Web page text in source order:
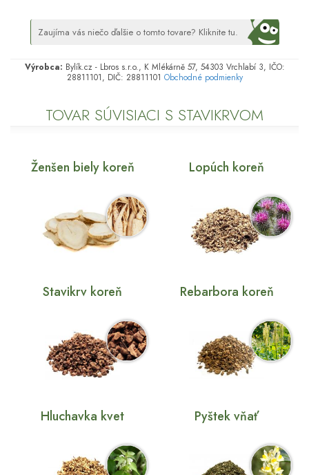
Zaujíma vás niečo ďalšie o tomto tovare? Kliknite tu.
Výrobca: Bylík.cz - Lbros s.r.o., K Mlékárně 57, 54303 Vrchlabí 3, IČO:
28811101, DIČ: 28811101 Obchodné podmienky
TOVAR SÚVISIACI S STAVIKRVOM
Ženšen biely koreň Lopúch koreň
Stavikrv koreň Rebarbora koreň
Hluchavka kvet Pyštek vňať